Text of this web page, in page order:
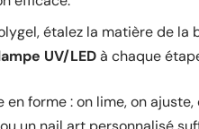
étalez la matière de la
UV/LEDà chaque
forme : on lime, on